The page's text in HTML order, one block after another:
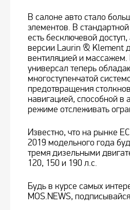
В салоне авто стало
элементов. В
есть бесключевой
версии Laurin & Klement
вентиляцией и массажем.
универсал теперь
многоступенчатой
предотвращения
навигацией, способной в
режиме отслеживать
Известно, что на рынке
2019 модельного года
тремя дизельными
120, 150 и 190 л.с.
Будь в курсе самых
MOS.NEWS,